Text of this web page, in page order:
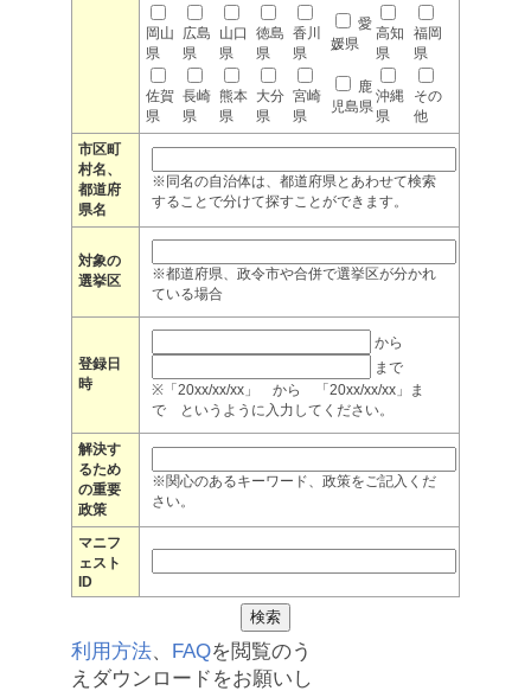
岡山
県
広島
県
山口
県
徳島
県
香川
県
愛
媛県
高知
県
福岡
県
佐賀
県
長崎
県
熊本
県
大分
県
宮崎
県
鹿
児島県
沖縄
県
その
他
市区町
村名、
都道府
県名
※同名の自治体は、都道府県とあわせて検索
することで分けて探すことができます。
対象の
選挙区
※都道府県、政令市や合併で選挙区が分かれ
ている場合
登録日
時
から
まで
※「20xx/xx/xx」 から 「20xx/xx/xx」ま
で というように入力してください。
解決す
るため
の重要
政策
※関心のあるキーワード、政策をご記入くだ
さい。
マニフ
ェスト
ID
利用方法、 FAQを閲覧のう
えダウンロードをお願いし